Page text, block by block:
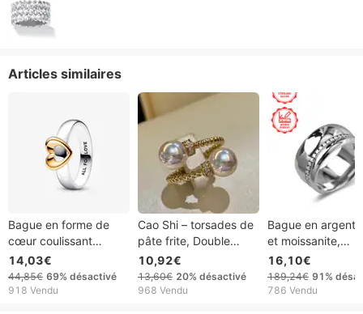
Articles similaires
Bague en forme de
cœur coulissant
bicolore brillante pour
femme 2024
14,03€
44,85€ 69% désactivé
918 Vendu
Cao Shi – torsades de
pâte frite, Double
perle réglable, anneau
d'ouverture classique
délicat japonais,
10,92€
13,60€ 20% désactivé
968 Vendu
Bague en argent
et moissanite,
élégante pour
Design raffiné et
luxueux, idéale au
16,10€
189,24€ 91%
786 Vendu